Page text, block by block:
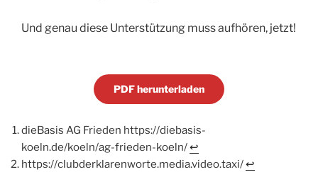
Und genau diese Unterstützung muss aufhören, jetzt!
PDF herunterladen
dieBasis AG Frieden https://diebasis-
koeln.de/koeln/ag-frieden-koeln/↩︎
https://clubderklarenworte.media.video.taxi/↩︎